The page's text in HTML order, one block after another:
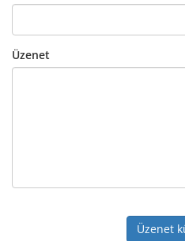
Üzenet
Üzenet